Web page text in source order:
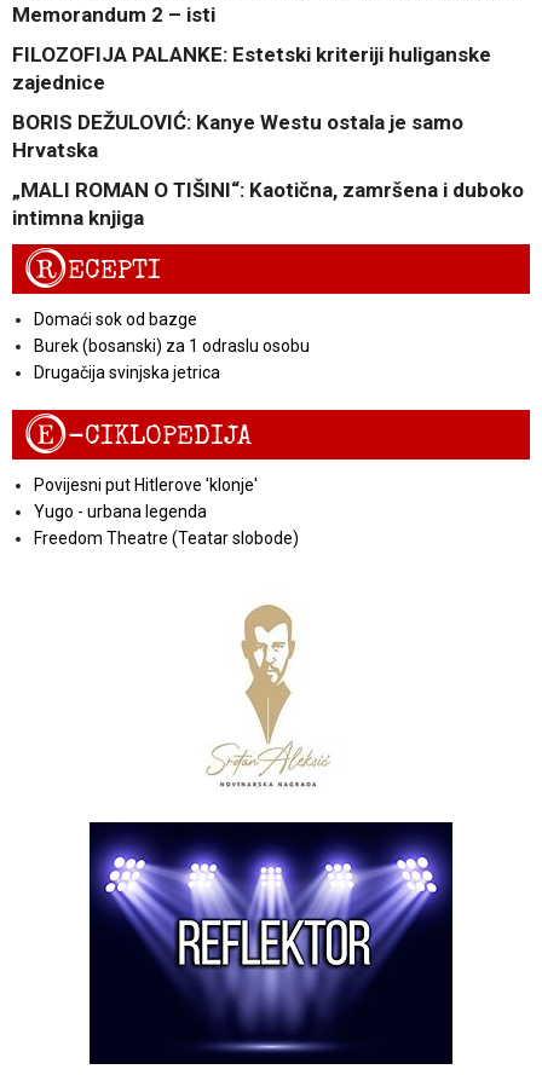
Memorandum 2 – isti
FILOZOFIJA PALANKE: Estetski kriteriji huliganske
zajednice
BORIS DEŽULOVIĆ: Kanye Westu ostala je samo
Hrvatska
„MALI ROMAN O TIŠINI“: Kaotična, zamršena i duboko
intimna knjiga
RECEPTI
Domaći sok od bazge
Burek (bosanski) za 1 odraslu osobu
Drugačija svinjska jetrica
E-CIKLOPEDIJA
Povijesni put Hitlerove 'klonje'
Yugo - urbana legenda
Freedom Theatre (Teatar slobode)